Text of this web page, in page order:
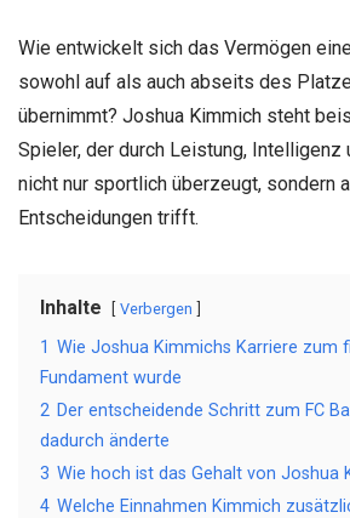
Wie entwickelt sich das Vermögen
sowohl auf als auch abseits des
übernimmt? Joshua Kimmich steht
Spieler, der durch Leistung, Intelligenz
nicht nur sportlich überzeugt, sondern
Entscheidungen trifft.
Inhalte Verbergen
1 Wie Joshua Kimmichs Karriere zum
Fundament wurde
2 Der entscheidende Schritt zum FC
dadurch änderte
3 Wie hoch ist das Gehalt von Joshua
4 Welche Einnahmen Kimmich